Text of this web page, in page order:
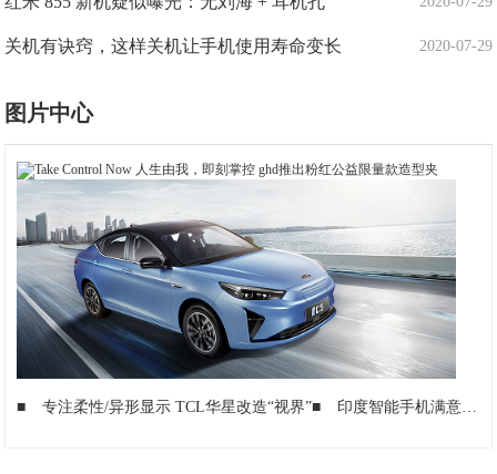
2020-07-29
关机有诀窍，这样关机让手机使用寿命变长
图片中心
■ 专注柔性/异形显示 TCL华星改造“视界”■ 印度智能手机满意度调查：中国华为、一加、OPPO几乎霸榜